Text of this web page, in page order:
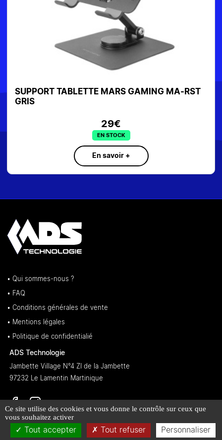
SUPPORT TABLETTE MARS GAMING MA-RST
GRIS
29€
EN STOCK
En savoir +
• Qui sommes-nous ?
• FAQ
• Conditions générales de vente
• Mentions légales
• Politique de confidentialié
ADS Technologie
Jambette Village N°4 ZI de la Jambette
97232 Le Lamentin Martinique
Ce site utilise des cookies et vous donne le contrôle sur ceux que
vous souhaitez activer
Tout accepter
Tout refuser Personnaliser